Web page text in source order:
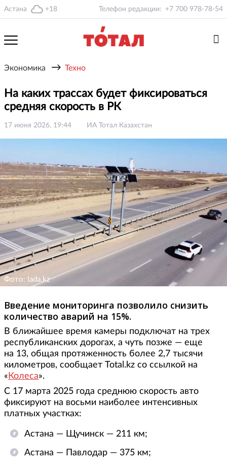
Астана +18 Телефон редакции: +7 700 978-78-54
Экономика → Техно
На каких трассах будет фиксироваться
средняя скорость в РК
17 июня 2026, 19:44 ИА Тотал Казахстан
Фото: lada.kz
Введение мониторинга позволило снизить
количество аварий на 15%.
В ближайшее время камеры подключат на трех
республиканских дорогах, а чуть позже — еще
на 13, общая протяженность более 2,7 тысячи
километров, сообщает Total.kz со ссылкой на
« Колеса».
С 17 марта 2025 года среднюю скорость авто
фиксируют на восьми наиболее интенсивных
платных участках:
Астана — Щучинск — 211 км;
Астана — Павлодар — 375 км;